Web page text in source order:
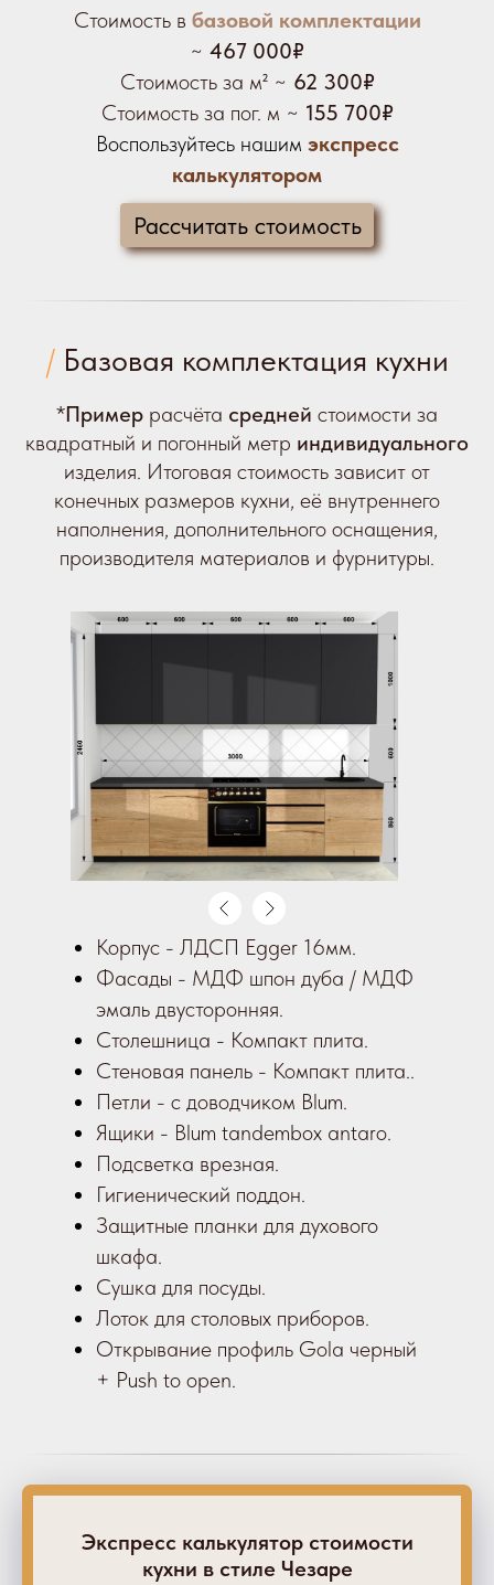
Стоимость в базовой комплектации
~ 467 000₽
Стоимость за м² ~ 62 300₽
Стоимость за пог. м ~ 155 700₽
Воспользуйтесь нашим экспресс
калькулятором
Рассчитать стоимость
/ Базовая комплектация кухни
*Пример расчёта средней стоимости за
квадратный и погонный метр индивидуального
изделия. Итоговая стоимость зависит от
конечных размеров кухни, её внутреннего
наполнения, дополнительного оснащения,
производителя материалов и фурнитуры.
Корпус - ЛДСП Egger 16мм.
Фасады - МДФ шпон дуба / МДФ
эмаль двусторонняя.
Столешница - Компакт плита.
Стеновая панель - Компакт плита..
Петли - с доводчиком Blum.
Ящики - Blum tandembox antaro.
Подсветка врезная.
Гигиенический поддон.
Защитные планки для духового
шкафа.
Сушка для посуды.
Лоток для столовых приборов.
Открывание профиль Gola черный
+ Push to open.
Экспресс калькулятор стоимости
кухни в стиле Чезаре